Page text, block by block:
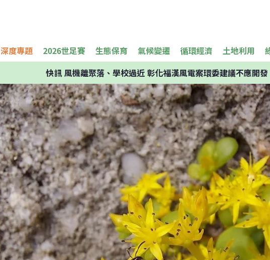
深度專題 2026世足賽 生態保育 氣候變遷 循環經濟 土地利用
快訊風機離聚落、學校過近 彰化福漢風電案環委建議不應開發